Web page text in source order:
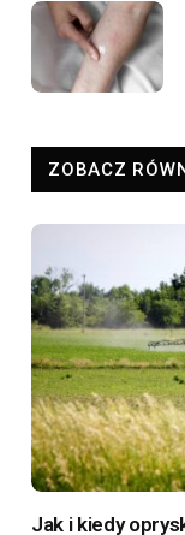
ZOBACZ
Jak i kiedy